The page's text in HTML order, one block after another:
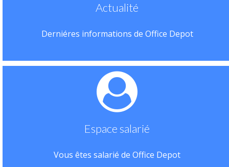
Actualité
Derniéres informations de Office Depot
Espace salarié
Vous êtes salarié de Office Depot